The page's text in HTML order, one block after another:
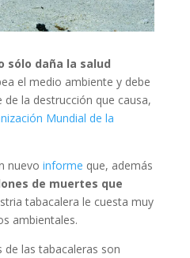
sólo daña la salud
el medio ambiente y debe
la destrucción que causa,
Mundial de la
nuevo informe que, además
de muertes que
tabacalera le cuesta muy
ambientales.
de las tabacaleras son